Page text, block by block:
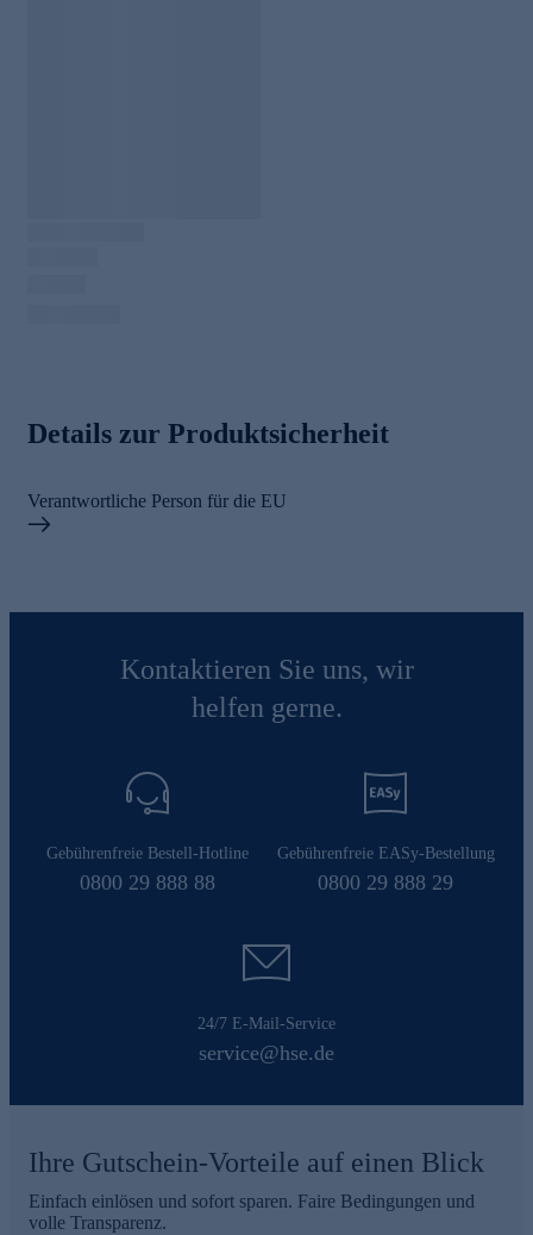
Details zur Produktsicherheit
Verantwortliche Person für die EU
Kontaktieren Sie uns, wir
helfen gerne.
Gebührenfreie Bestell-Hotline
0800 29 888 88
Gebührenfreie EASy-Bestellung
0800 29 888 29
24/7 E-Mail-Service
service@hse.de
Ihre Gutschein-Vorteile auf einen Blick
Einfach einlösen und sofort sparen. Faire Bedingungen und
volle Transparenz.